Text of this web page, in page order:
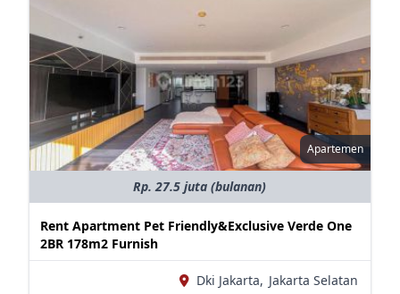
Apartemen
Rp. 27.5 juta (bulanan)
Rent Apartment Pet Friendly&Exclusive Verde One
2BR 178m2 Furnish
Dki Jakarta, Jakarta Selatan